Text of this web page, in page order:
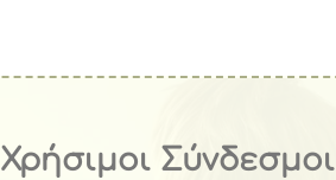
Χρήσιμοι Σύνδεσμοι